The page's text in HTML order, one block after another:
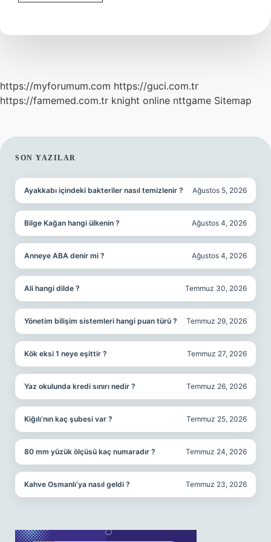
https://myforumum.com https://guci.com.tr
https://famemed.com.tr knight online nttgame Sitemap
SIDEBAR
SON YAZILAR
Ayakkabı içindeki bakteriler nasıl temizlenir ? Ağustos 5, 2026
Bilge Kağan hangi ülkenin ? Ağustos 4, 2026
Anneye ABA denir mi ? Ağustos 4, 2026
Ali hangi dilde ? Temmuz 30, 2026
Yönetim bilişim sistemleri hangi puan türü ? Temmuz 29, 2026
Kök eksi 1 neye eşittir ? Temmuz 27, 2026
Yaz okulunda kredi sınırı nedir ? Temmuz 26, 2026
Kiğılı’nın kaç şubesi var ? Temmuz 25, 2026
80 mm yüzük ölçüsü kaç numaradır ? Temmuz 24, 2026
Kahve Osmanlı’ya nasıl geldi ? Temmuz 23, 2026